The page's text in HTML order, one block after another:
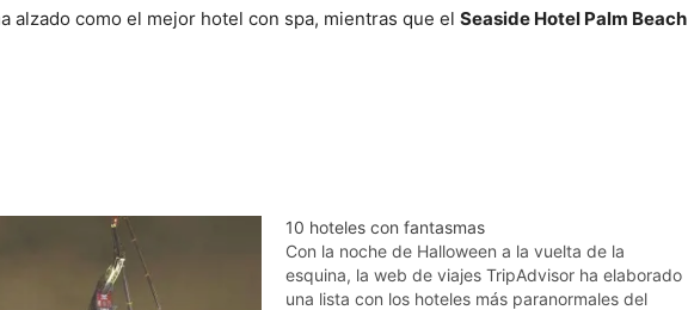
alzado como el mejor hotel con spa, mientras que el Seaside Hotel Palm Beach
10 hoteles con fantasmas
Con la noche de Halloween a la vuelta de la
esquina, la web de viajes TripAdvisor ha elaborado
una lista con los hoteles más paranormales del